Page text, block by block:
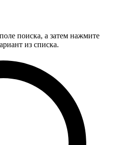
поиска, а затем нажмите
из списка.